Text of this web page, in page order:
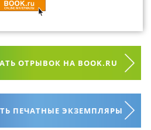
ОТРЫВОК НА BOOK.RU
ПЕЧАТНЫЕ ЭКЗЕМПЛЯРЫ